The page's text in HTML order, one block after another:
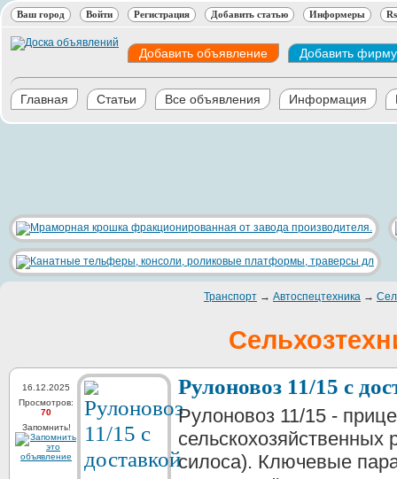
Ваш город Войти Регистрация Добавить статью Информеры
Добавить объявление Добавить фирму
Главная Статьи Все объявления Информация
Транспорт → Автоспецтехника →
16.12.2025
Просмотров:
70
Запомнить!
Рулоновоз 11/15 с
Рулоновоз 11/15 -
силоса). Ключевые